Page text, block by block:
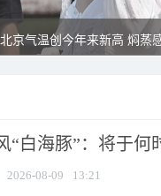
北京气温创今年来新高 焖蒸
“白海豚”：将于
2026-08-09 13:21